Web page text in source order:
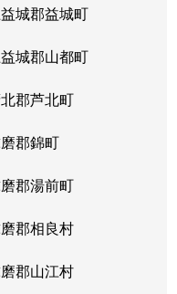
益城郡益城町
益城郡山都町
郡芦北町
郡錦町
郡湯前町
郡相良村
郡山江村